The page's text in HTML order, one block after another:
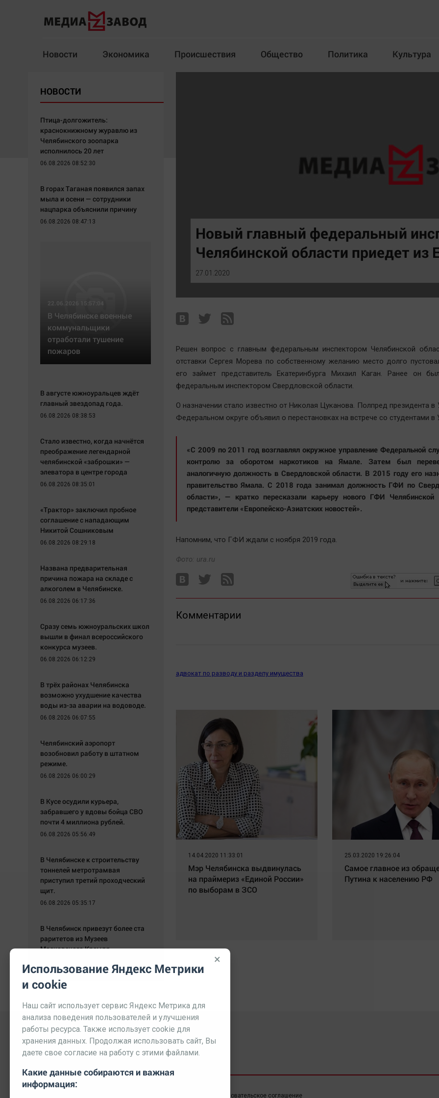
Новости Экономика Происшествия Общество Политика Культура
Здоровье
Архив
Общество
Политика
Экономика
Технологии
Отраслевые темы
Медиаграмотность
Челябинск космический
Другие рубрики
English version
Online-консультация
Вкусное
Гороскоп
ЖКХ
Интервью
Новый главный федеральный
Челябинской области приедет из
27.01.2020
Решен вопрос с главным федеральным инспектором Челябинской
отставки Сергея Морева по собственному желанию место долго
его займет представитель Екатеринбурга Михаил Каган. Ранее он
федеральным инспектором Свердловской области.
О назначении стало известно от Николая Цуканова. Полпред президента в
Федеральном округе объявил о перестановках на встрече со студентами в
«С 2009 по 2011 год возглавлял окружное управление Федеральной
контролю за оборотом наркотиков на Ямале. Затем был
аналогичную должность в Свердловской области. В 2015 году его
правительство Ямала. С 2018 года занимал должность ГФИ по
области», — кратко пересказали карьеру нового ГФИ Челябинской
представители «Европейско-Азиатских новостей».
Напомним, что ГФИ ждали с ноября 2019 года.
Фото: ura.ru
Комментарии
адвокат по разводу и разделу имущества
14.04.2020 11:33:01
Мэр Челябинска выдвинулась
на праймериз «Единой России»
по выборам в ЗСО
25.03.2020 19:26:04
Самое главное из
Путина к населению РФ
НОВОСТИ
Птица-долгожитель:
краснокнижному журавлю из
Челябинского зоопарка
исполнилось 20 лет
06.08.2026 08:52:30
В горах Таганая появился запах
мыла и осени — сотрудники
нацпарка объяснили причину
06.08.2026 08:47:13
22.06.2026 15:57:04
В Челябинске военные
коммунальщики
отработали тушение
пожаров
В августе южноуральцев ждёт
главный звездопад года.
06.08.2026 08:38:53
Стало известно, когда начнётся
преображение легендарной
челябинской «заброшки» —
элеватора в центре города
06.08.2026 08:35:01
«Трактор» заключил пробное
соглашение с нападающим
Никитой Сошниковым
06.08.2026 08:29:18
Названа предварительная
причина пожара на складе с
алкоголем в Челябинске.
06.08.2026 06:17:36
Сразу семь южноуральских школ
вышли в финал всероссийского
конкурса музеев.
06.08.2026 06:12:29
В трёх районах Челябинска
возможно ухудшение качества
воды из-за аварии на водоводе.
06.08.2026 06:07:55
Челябинский аэропорт
возобновил работу в штатном
режиме.
06.08.2026 06:00:29
В Кусе осудили курьера,
забравшего у вдовы бойца СВО
почти 4 миллиона рублей.
06.08.2026 05:56:49
В Челябинске к строительству
тоннелей метротрамвая
приступил третий проходческий
щит.
06.08.2026 05:35:17
В Челябинск привезут более ста
раритетов из Музеев
Московского Кремля.
Пользовательское соглашение
×
Использование Яндекс Метрики
и cookie
Наш сайт использует сервис Яндекс Метрика для
анализа поведения пользователей и улучшения
работы ресурса. Также использует cookie для
хранения данных. Продолжая использовать сайт, Вы
даете свое согласие на работу с этими файлами.
Какие данные собираются и важная
информация: